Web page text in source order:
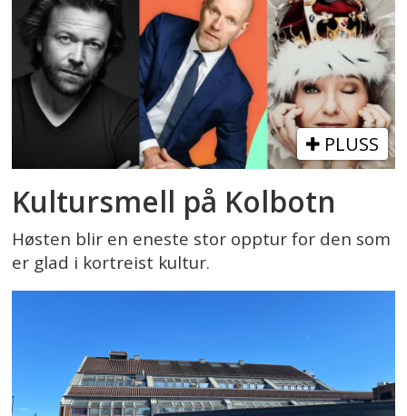
PLUSS
Kultursmell på Kolbotn
Høsten blir en eneste stor opptur for den som
er glad i kortreist kultur.